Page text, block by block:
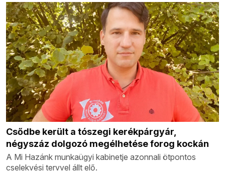
Csődbe került a tószegi kerékpárgyár,
négyszáz dolgozó megélhetése forog kockán
A Mi Hazánk munkaügyi kabinetje azonnali ötpontos
cselekvési tervvel állt elő.